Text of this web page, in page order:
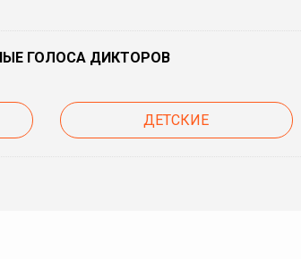
ГОЛОСА ДИКТОРОВ
ДЕТСКИЕ